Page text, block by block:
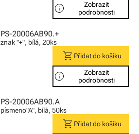
info
Zobrazit
podrobnosti
PS-20006AB90.+
znak "+", bílá, 20ks
shopping_cart Přidat do košíku
info
Zobrazit
podrobnosti
PS-20006AB90.A
písmeno"A", bílá, 50ks
shopping_cart Přidat do košíku